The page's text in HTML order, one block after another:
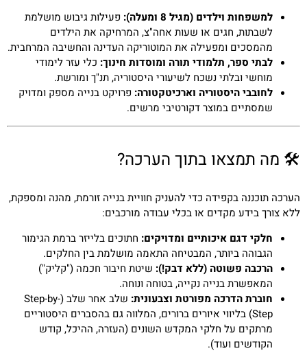
למשפחות וילדים (מגיל 8 ומעלה):
פעילות גיבוש מושלמת
לשבתות, חגים או שעות אחה"צ, המרחיקה את הילדים
מהמסכים ומפעילה את המוטוריקה העדינה והחשיבה המרחבית.
לבתי ספר, תלמודי תורה ומוסדות חינוך: כלי עזר לימודי
מוחשי ובלתי נשכח לשיעורי היסטוריה, תנ"ך ומורשת.
לחובבי היסטוריה וארכיטקטורה: פרויקט בנייה מספק ומדויק
שמסתיים במוצר דקורטיבי מרשים.
🛠️ מה תמצאו בתוך הערכה?
הערכה תוכננה בקפידה כדי להעניק חוויית בנייה זורמת, מהנה ומספקת,
ללא צורך בידע מקדים או בכלי עבודה מורכבים:
חלקי דגם איכותיים ומדויקים: חתוכים בלייזר ברמת הגימור
הגבוהה ביותר, המבטיחה התאמה מושלמת בין החלקים.
הרכבה פשוטה (ללא דבק!): שיטת חיבור חכמה ("קליק")
המאפשרת בנייה נקייה, בטוחה ונוחה.
חוברת הדרכה מפורטת וצבעונית:
שלב אחר שלב (Step-by-
Step) בליווי איורים ברורים, המלווה גם בהסברים היסטוריים
מרתקים על חלקי המקדש השונים (העזרה, ההיכל, קודש
הקודשים ועוד).